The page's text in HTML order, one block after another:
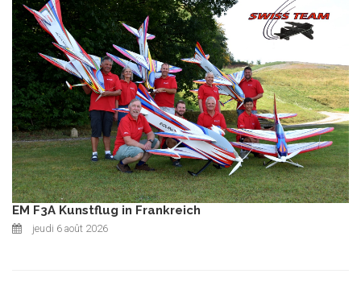
EM F3A Kunstflug in Frankreich
jeudi 6 août 2026